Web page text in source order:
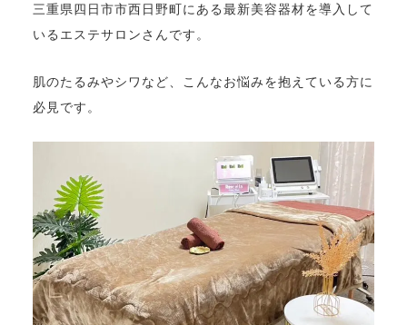
三重県四日市市西日野町にある最新美容器材を導入して
いるエステサロンさんです。
肌のたるみやシワなど、こんなお悩みを抱えている方に
必見です。